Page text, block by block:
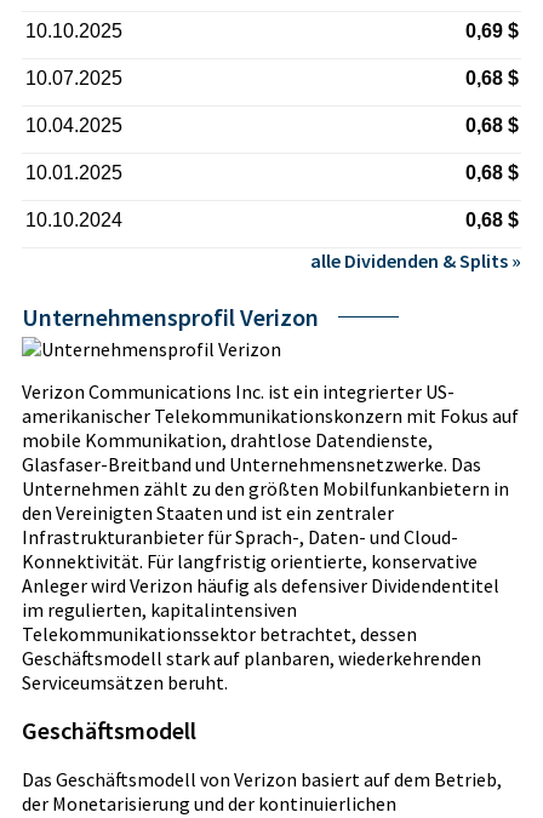
10.10.2025 0,69 $
10.07.2025 0,68 $
10.04.2025 0,68 $
10.01.2025 0,68 $
10.10.2024 0,68 $
alle Dividenden & Splits »
Unternehmensprofil Verizon
Verizon Communications Inc. ist ein integrierter US-
amerikanischer Telekommunikationskonzern mit Fokus auf
mobile Kommunikation, drahtlose Datendienste,
Glasfaser-Breitband und Unternehmensnetzwerke. Das
Unternehmen zählt zu den größten Mobilfunkanbietern in
den Vereinigten Staaten und ist ein zentraler
Infrastrukturanbieter für Sprach-, Daten- und Cloud-
Konnektivität. Für langfristig orientierte, konservative
Anleger wird Verizon häufig als defensiver Dividendentitel
im regulierten, kapitalintensiven
Telekommunikationssektor betrachtet, dessen
Geschäftsmodell stark auf planbaren, wiederkehrenden
Serviceumsätzen beruht.
Geschäftsmodell
Das Geschäftsmodell von Verizon basiert auf dem Betrieb,
der Monetarisierung und der kontinuierlichen